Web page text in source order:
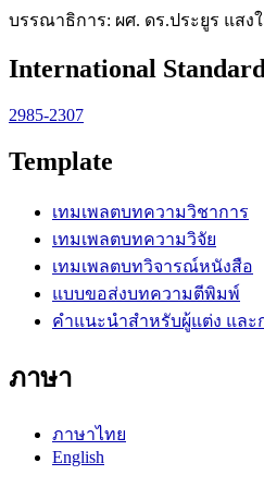
บรรณาธิการ: ผศ. ดร.ประยูร แสง
International
2985-2307
Template
เทมเพลตบทความวิชาการ
เทมเพลตบทความวิจัย
เทมเพลตบทวิจารณ์หนังสือ
แบบขอส่งบทความตีพิมพ์
คำแนะนำสำหรับผู้แต่ง และ
ภาษา
ภาษาไทย
English